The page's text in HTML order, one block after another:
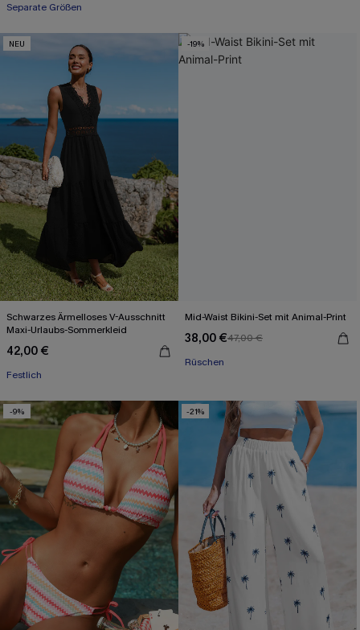
Separate Größen
NEU
Schwarzes Ärmelloses V-Ausschnitt
Maxi-Urlaubs-Sommerkleid
42,00 €
Festlich
-19%
Mid-Waist Bikini-Set mit Animal-Print
38,00 €47,00 €
Rüschen
-9% -21%